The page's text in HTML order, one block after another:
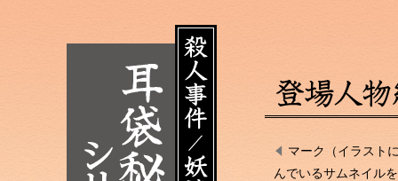
マーク（イラスト
んでいるサムネイル